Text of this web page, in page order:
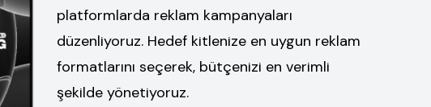
platformlarda reklam kampanyaları
düzenliyoruz. Hedef kitlenize en uygun reklam
formatlarını seçerek, bütçenizi en verimli
şekilde yönetiyoruz.